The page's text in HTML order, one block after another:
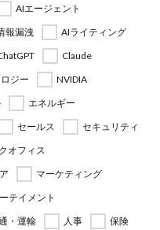
AIエージェント
報漏洩
AIライティング
Claude
ジー
NVIDIA
エネルギー
セールス
セキュリティ
オフィス
マーケティング
テイメント
・運輸 人事 保険